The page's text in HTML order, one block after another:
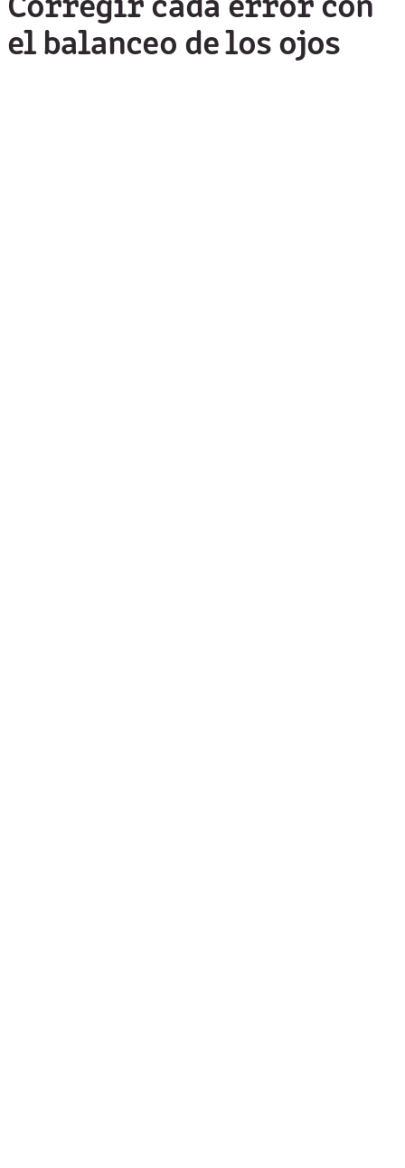
Corregir cada error con
el balanceo de los ojos